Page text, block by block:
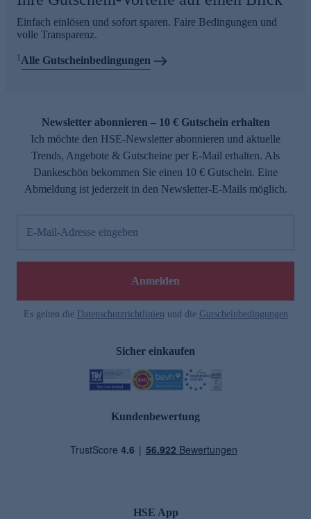
Einfach einlösen und sofort sparen. Faire Bedingungen und
volle Transparenz.
1Alle Gutscheinbedingungen
Newsletter abonnieren – 10 € Gutschein erhalten
Ich möchte den HSE-Newsletter abonnieren und aktuelle
Trends, Angebote & Gutscheine per E-Mail erhalten. Als
Dankeschön bekommen Sie einen 10 € Gutschein. Eine
Abmeldung ist jederzeit in den Newsletter-E-Mails möglich.
E-Mail-Adresse eingeben
Anmelden
Es gelten die Datenschutzrichtlinien und die Gutscheinbedingungen
Sicher einkaufen
Kundenbewertung
HSE App